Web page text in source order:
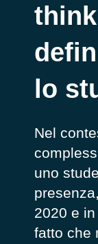
lo
Nel
uno
2020 e
fatto che